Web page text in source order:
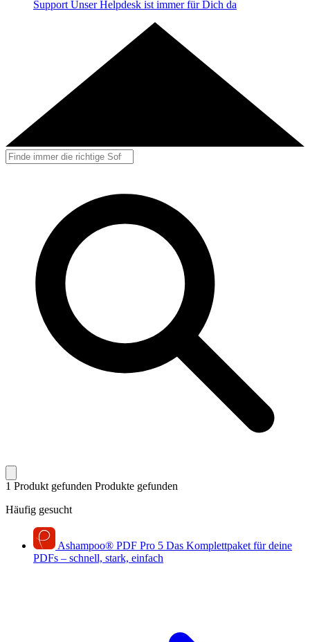
Support Unser Helpdesk ist immer für Dich da
1 Produkt gefunden Produkte gefunden
Häufig gesucht
Ashampoo® PDF Pro 5 Das Komplettpaket für deine
PDFs – schnell, stark, einfach